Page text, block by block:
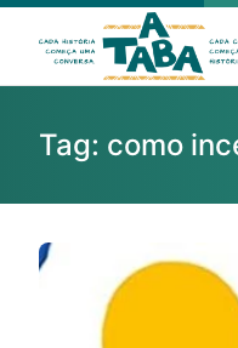
Resenhas
Tag: como